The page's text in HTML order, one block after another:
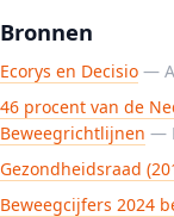
Bronnen
Ecorys en Decisio —
46 procent van de
Beweegrichtlijnen —
Gezondheidsraad
Beweegcijfers 2024